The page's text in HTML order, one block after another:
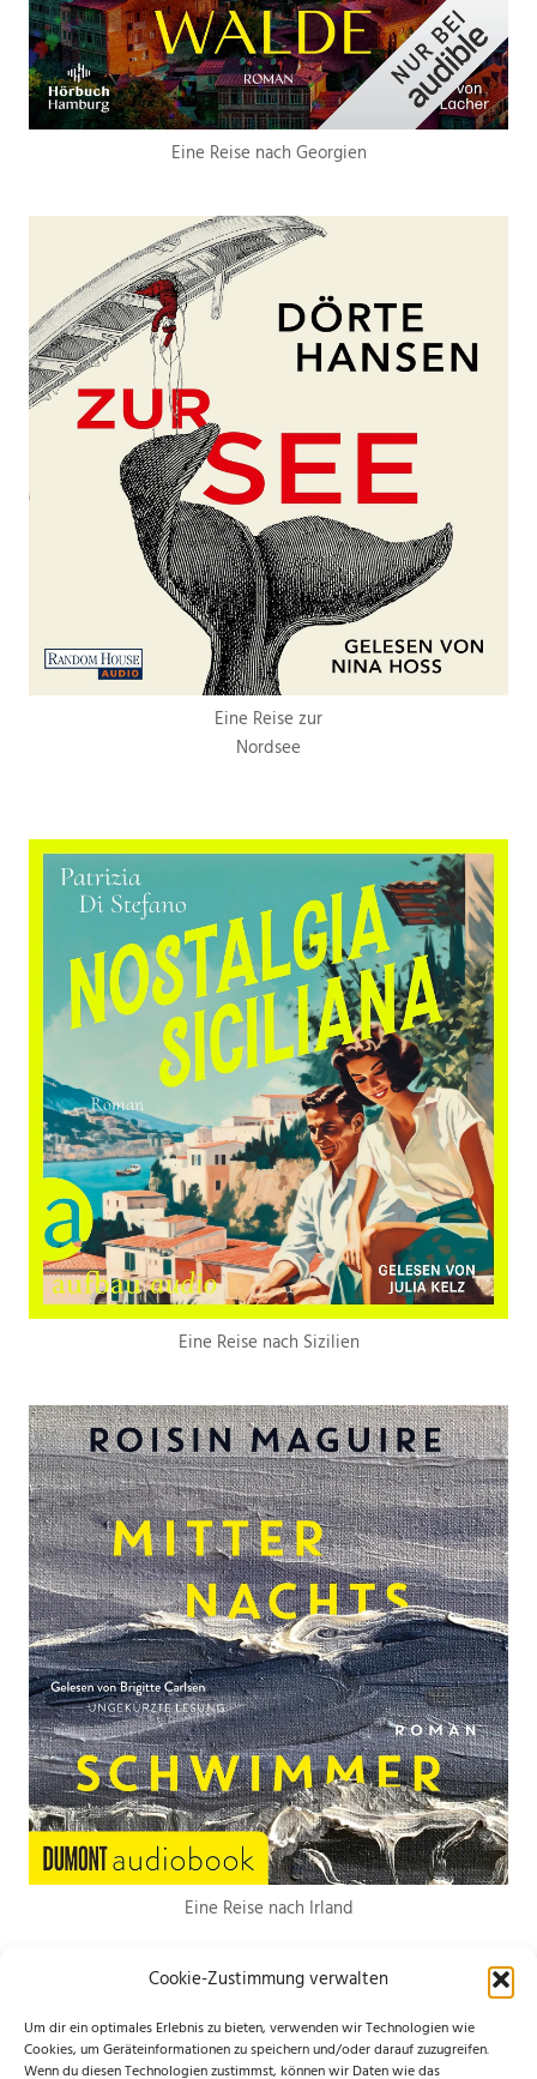
Cookie-Zustimmung verwalten
Um dir ein optimales Erlebnis zu bieten, verwenden wir Technologien wie
Cookies, um Geräteinformationen zu speichern und/oder darauf zuzugreifen.
Wenn du diesen Technologien zustimmst, können wir Daten wie das
Eine Reise nach Georgien
Eine Reise zur
Nordsee
Eine Reise nach Sizilien
Eine Reise nach Irland